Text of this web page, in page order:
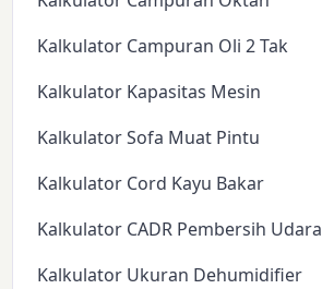
Kalkulator Campuran Oli 2 Tak
Kalkulator Kapasitas Mesin
Kalkulator Sofa Muat Pintu
Kalkulator Cord Kayu Bakar
Kalkulator CADR Pembersih Udara
Kalkulator Ukuran Dehumidifier